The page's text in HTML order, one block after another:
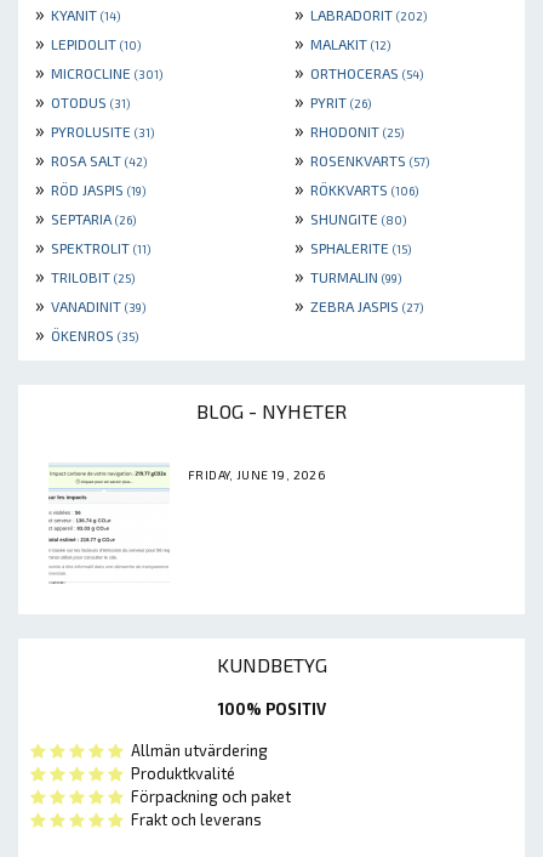
» KYANIT (14) » LABRADORIT (202)
» LEPIDOLIT (10) » MALAKIT (12)
» MICROCLINE (301) » ORTHOCERAS (54)
» OTODUS (31) » PYRIT (26)
» PYROLUSITE (31) » RHODONIT (25)
» ROSA SALT (42) » ROSENKVARTS (57)
» RÖD JASPIS (19) » RÖKKVARTS (106)
» SEPTARIA (26) » SHUNGITE (80)
» SPEKTROLIT (11) » SPHALERITE (15)
» TRILOBIT (25) » TURMALIN (99)
» VANADINIT (39) » ZEBRA JASPIS (27)
» ÖKENROS (35)
BLOG - NYHETER
FRIDAY, JUNE 19, 2026
KUNDBETYG
100% POSITIV
Allmän utvärdering
Produktkvalité
Förpackning och paket
Frakt och leverans